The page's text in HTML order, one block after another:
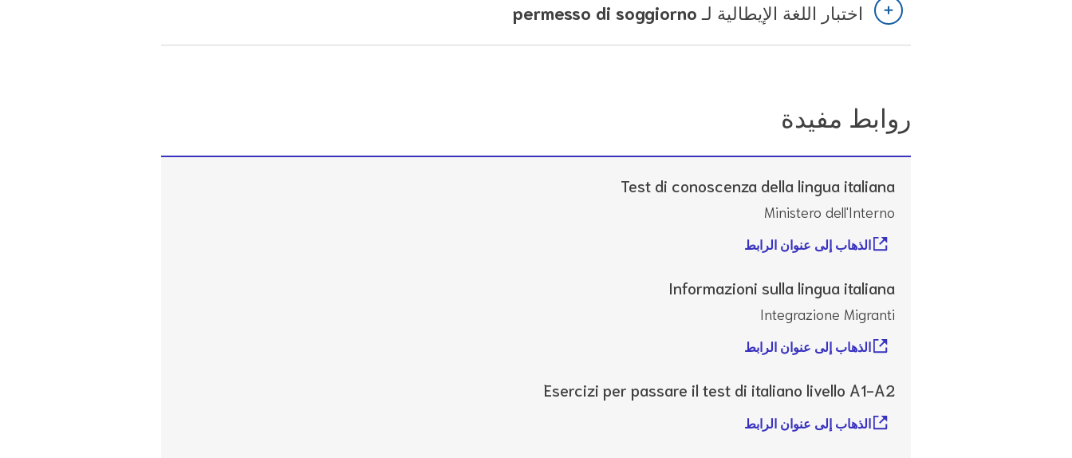
اختبار اللغة الإيطالية لـ permesso di soggiorno
روابط مفيدة
Test di conoscenza della lingua italiana
Ministero dell'Interno
الذهاب إلى عنوان الرابط
Informazioni sulla lingua italiana
Integrazione Migranti
الذهاب إلى عنوان الرابط
Esercizi per passare il test di italiano livello A1-A2
الذهاب إلى عنوان الرابط